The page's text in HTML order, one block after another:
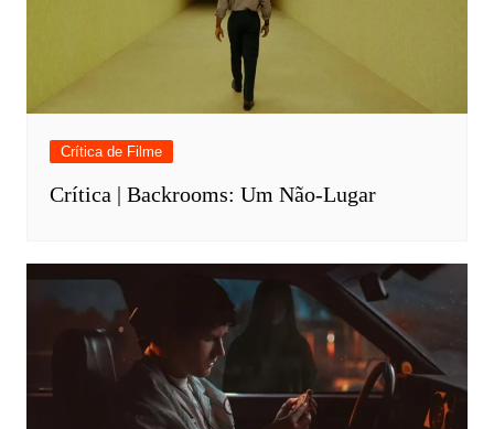
Crítica de Filme
Crítica | Backrooms: Um Não-Lugar